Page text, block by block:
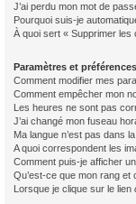
J’ai perdu mon mot de
Pourquoi suis-je
À quoi sert « Supprimer les
Paramètres et
Comment modifier mes
Comment empêcher mon
Les heures ne sont pas
J’ai changé mon fuseau
Ma langue n’est pas dans
A quoi correspondent les
Comment puis-je afficher
Qu’est-ce que mon rang et
Lorsque je clique sur le lien